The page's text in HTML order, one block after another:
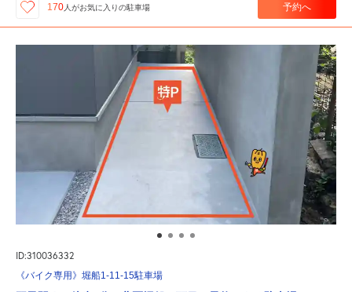
170 人がお気に入りの駐車場 予約へ
ID:310036332
《バイク専用》堀船1-11-15駐車場